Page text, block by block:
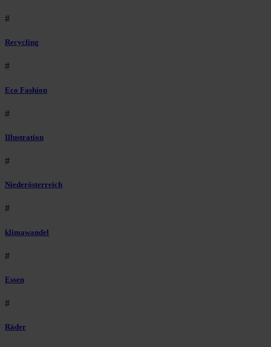
#
Recycling
#
Eco Fashion
#
Illustration
#
Niederösterreich
#
klimawandel
#
Essen
#
Räder